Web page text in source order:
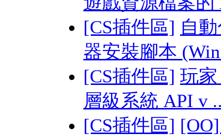
[CS插件區] 自
器安裝腳本
[CS插件區] 玩家
層級系統 API v
[CS插件區]